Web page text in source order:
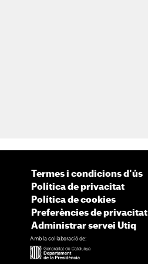
Termes i condicions d'ús
Política de privacitat
Política de cookies
Preferències de privacitat
Administrar servei Utiq
Amb la col·laboració de: